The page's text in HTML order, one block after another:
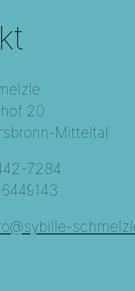
20
Mitteltal
7284